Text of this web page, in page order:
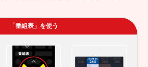
「番組表」を使う